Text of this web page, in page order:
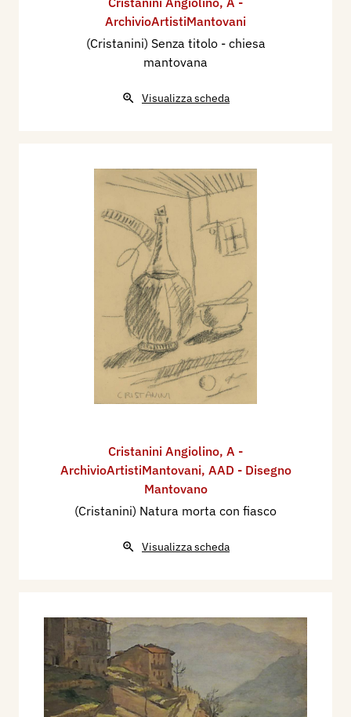
ArchivioArtistiMantovani
(Cristanini) Senza titolo - chiesa
mantovana
Visualizza scheda
Cristanini Angiolino, A -
ArchivioArtistiMantovani, AAD - Disegno
Mantovano
(Cristanini) Natura morta con fiasco
Visualizza scheda